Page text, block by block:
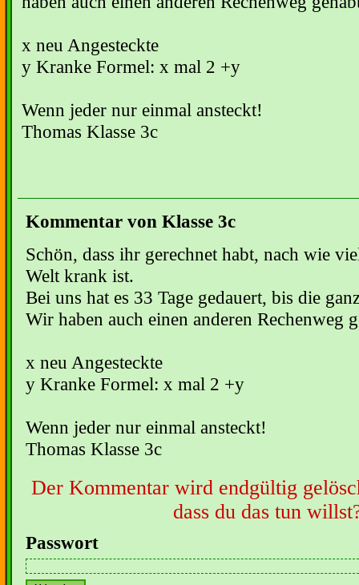
x neu Angesteckte
y Kranke Formel: x mal 2 +y
Wenn jeder nur einmal ansteckt!
Thomas Klasse 3c
Kommentar von Klasse 3c
Schön, dass ihr gerechnet habt, nach wie
Welt krank ist.
Bei uns hat es 33 Tage gedauert, bis die
Wir haben auch einen anderen Rechenweg
x neu Angesteckte
y Kranke Formel: x mal 2 +y
Wenn jeder nur einmal ansteckt!
Thomas Klasse 3c
Der Kommentar wird endgültig
dass du das tun
Passwort